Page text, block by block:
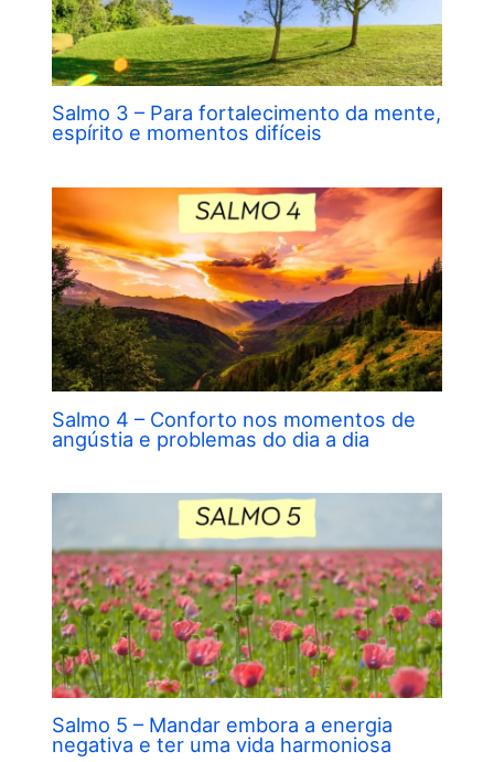
Salmo 3 – Para fortalecimento da mente,
espírito e momentos difíceis
Salmo 4 – Conforto nos momentos de
angústia e problemas do dia a dia
Salmo 5 – Mandar embora a energia
negativa e ter uma vida harmoniosa